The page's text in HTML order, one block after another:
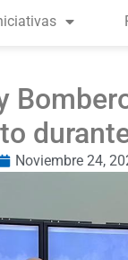
Noviembre 24,